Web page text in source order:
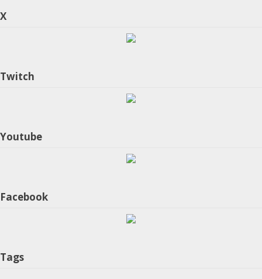
X
Twitch
Youtube
Facebook
Tags